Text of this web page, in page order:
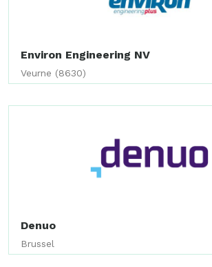
Environ Engineering NV
Veurne (8630)
Denuo
Brussel